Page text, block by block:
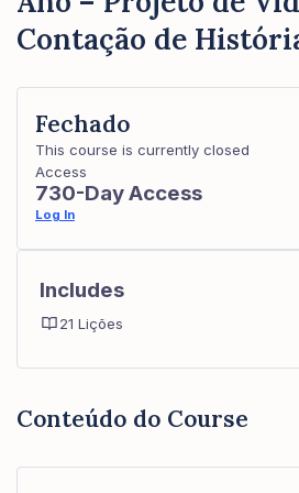
Contação de
Conteúdo do Course
Fechado
This course is currently closed
Access
730-Day Access
Log In
Includes
21 Lições